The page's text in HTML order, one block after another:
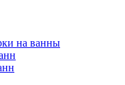
на ванны